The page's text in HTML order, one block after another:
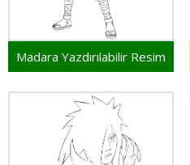
Madara Yazdırılabilir Resim